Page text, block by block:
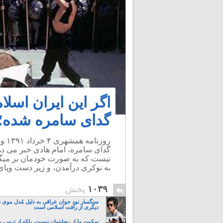
اگر این ایران
گدای سامره
گدای سامره، امام هادی خبر می
نیست که به صورت خودمان بر
به نوکری درآمدن، و زیر دست
۱۰۳۹ پخش
سنگسار نود جوان عراقی به دلیل مُدل موی
دیگری از رأفت اسلامی است
سکوت ما از رضایتمان نیست، بلکه از ترس،